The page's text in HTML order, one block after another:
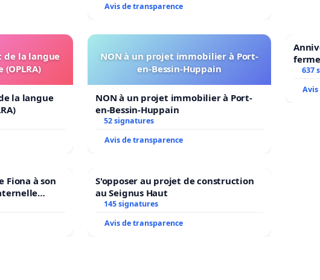
Avis de transparence
de la langue
la langue
NON à un projet immobilier à Port-
en-Bessin-Huppain
NON à un projet immobilier à Port-
en-Bessin-Huppain
52 signatures
Avis de transparence
637
Fiona à son
N. en
S'opposer au projet de construction
au Seignus Haut
145 signatures
Avis de transparence